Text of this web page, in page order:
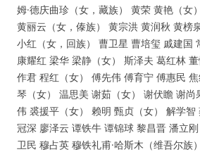
姆·德庆曲珍（女，藏族） 黄荣 黄艳（女
黄丽云（女，傣族） 黄宗洪 黄润秋 黄榜
小红（女，回族） 曹卫星 曹培玺 戚建国
康耀红 梁华 梁静（女） 斯泽夫 葛红林
作君 程红（女） 傅先伟 傅育宁 傅惠民
琴（女） 温思美 谢茹（女） 谢伏瞻 谢
伟 裘援平（女） 赖明 甄贞（女） 解学
冠深 廖泽云 谭铁牛 谭锦球 黎昌晋 潘立
卫民 穆占英 穆铁礼甫·哈斯木（维吾尔族